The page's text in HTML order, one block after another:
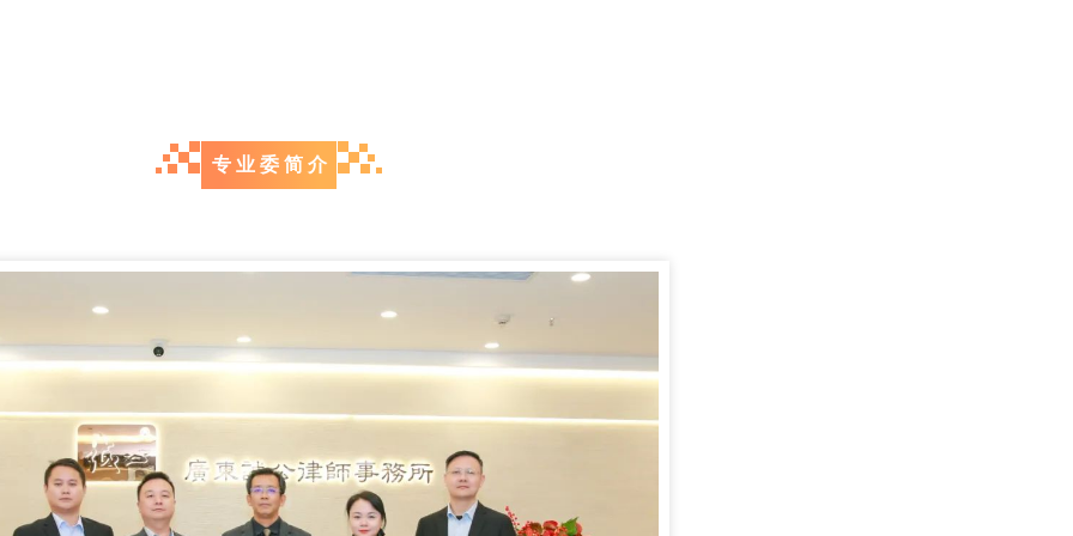
专 业 委 简 介